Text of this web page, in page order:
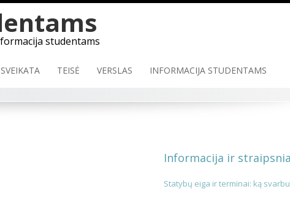
studentams
SVEIKATA TEISĖ VERSLAS INFORMACIJA STUDENTAMS
Informacija ir
Statybų eiga ir terminai: ką